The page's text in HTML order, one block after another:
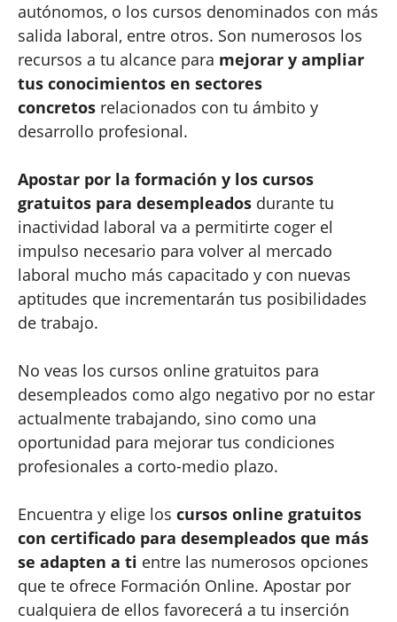
autónomos, o los cursos denominados con más
salida laboral, entre otros. Son numerosos los
recursos a tu alcance para mejorar y ampliar
tus conocimientos en sectores
concretos relacionados con tu ámbito y
desarrollo profesional.
Apostar por la formación y los cursos
gratuitos para desempleados durante tu
inactividad laboral va a permitirte coger el
impulso necesario para volver al mercado
laboral mucho más capacitado y con nuevas
aptitudes que incrementarán tus posibilidades
de trabajo.
No veas los cursos online gratuitos para
desempleados como algo negativo por no estar
actualmente trabajando, sino como una
oportunidad para mejorar tus condiciones
profesionales a corto-medio plazo.
Encuentra y elige los cursos online gratuitos
con certificado para desempleados que más
se adapten a ti entre las numerosos opciones
que te ofrece Formación Online. Apostar por
cualquiera de ellos favorecerá a tu inserción